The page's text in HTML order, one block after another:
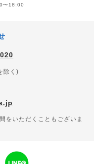
〜18:00
除く)
をいただくこともございま